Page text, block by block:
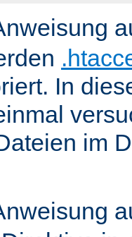
In
im